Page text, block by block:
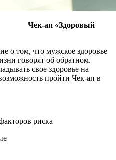
о том, что мужское здоровье
говорят об обратном.
свое здоровье на
пройти Чек-ап в
риска